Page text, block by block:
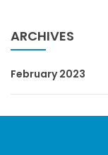
ARCHIVES
February 2023